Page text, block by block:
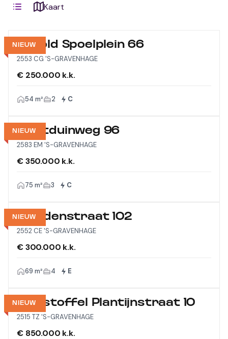
Kaart
NIEUW
Arnold Spoelplein 66
2553 CG 'S-GRAVENHAGE
€ 250.000 k.k.
54 m² 2 C
NIEUW
Westduinweg 96
2583 EM 'S-GRAVENHAGE
€ 350.000 k.k.
75 m² 3 C
NIEUW
Viandenstraat 102
2552 CE 'S-GRAVENHAGE
€ 300.000 k.k.
69 m² 4 E
NIEUW
Christoffel Plantijnstraat 10
2515 TZ 'S-GRAVENHAGE
€ 850.000 k.k.